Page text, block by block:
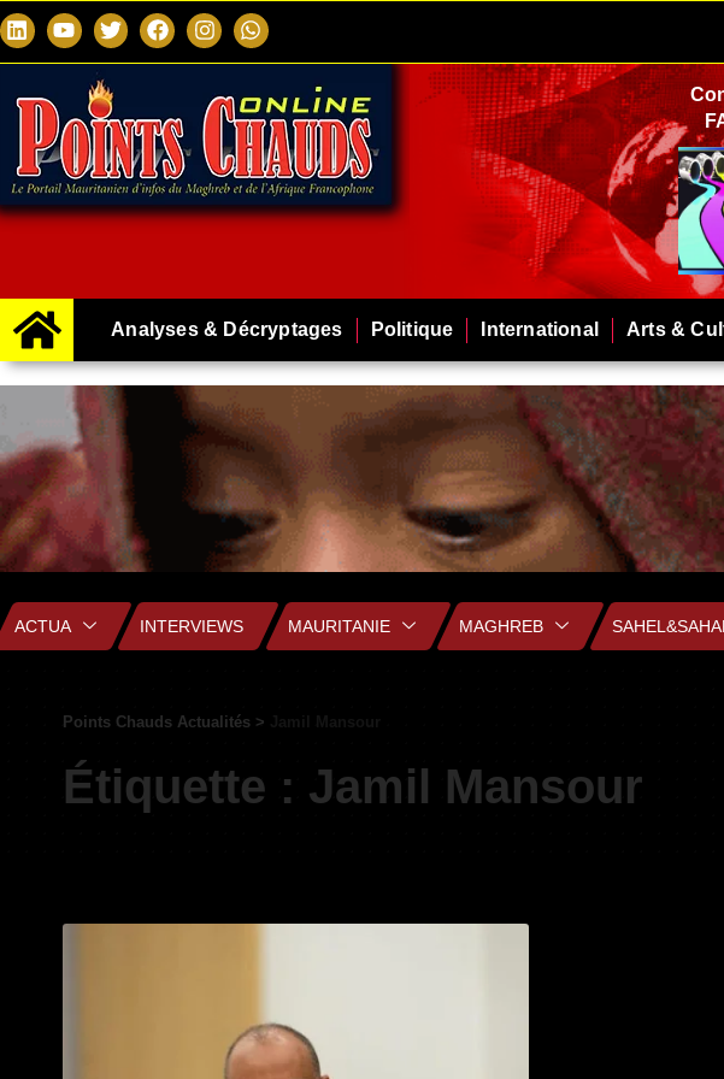
Analyses & Décryptages Politique International Arts &
ACTUA INTERVIEWS MAURITANIE MAGHREB
Points Chauds Actualités >
Étiquette : Jamil Mansour